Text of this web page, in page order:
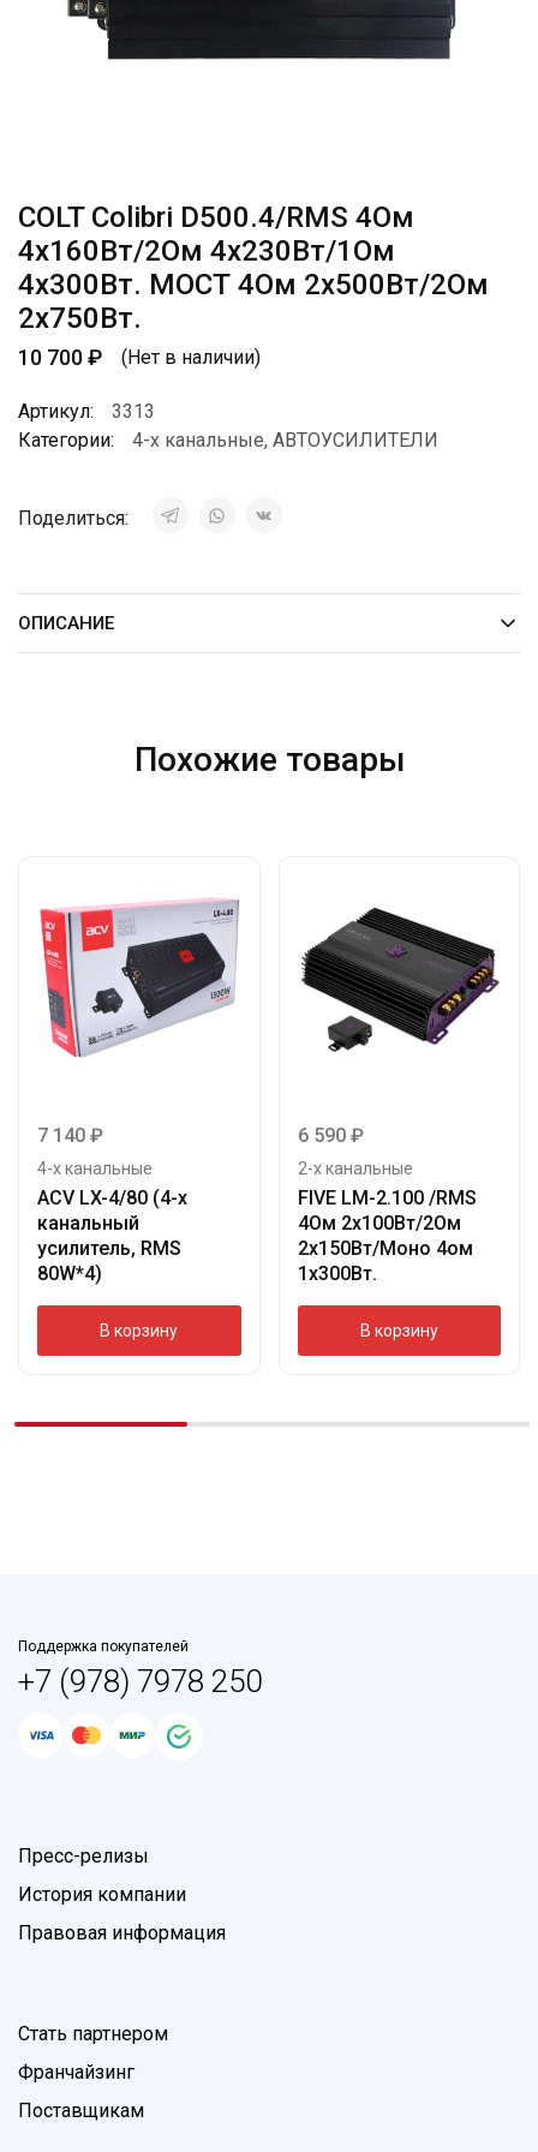
COLT Colibri D500.4/RMS 4Ом
4х160Вт/2Ом 4х230Вт/1Ом
4х300Вт. МОСТ 4Ом 2х500Вт/2Ом
2х750Вт.
10 700₽ (Нет в наличии)
Артикул:
3313
Категории:
4-х канальные, АВТОУСИЛИТЕЛИ
Поделиться:
ОПИСАНИЕ
Похожие товары
7 140 ₽
4-х канальные
ACV LX-4/80 (4-х
канальный
усилитель, RMS
80W*4)
В корзину
6 590 ₽
2-х канальные
FIVE LM-2.100 /RMS
4Ом 2х100Вт/2Ом
2х150Вт/Моно 4ом
1х300Вт.
В корзину
Поддержка покупателей
+7 (978) 7978 250
Пресс-релизы
История компании
Правовая информация
Стать партнером
Франчайзинг
Поставщикам